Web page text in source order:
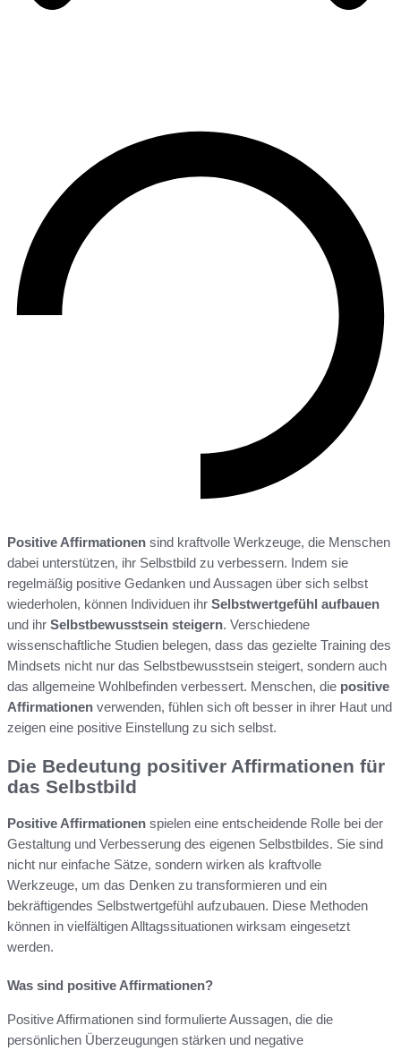
Positive Affirmationen sind kraftvolle Werkzeuge, die Menschen
dabei unterstützen, ihr Selbstbild zu verbessern. Indem sie
regelmäßig positive Gedanken und Aussagen über sich selbst
wiederholen, können Individuen ihr Selbstwertgefühl aufbauen
und ihr Selbstbewusstsein steigern. Verschiedene
wissenschaftliche Studien belegen, dass das gezielte Training des
Mindsets nicht nur das Selbstbewusstsein steigert, sondern auch
das allgemeine Wohlbefinden verbessert. Menschen, die positive
Affirmationen verwenden, fühlen sich oft besser in ihrer Haut und
zeigen eine positive Einstellung zu sich selbst.
Die Bedeutung positiver Affirmationen für
das Selbstbild
Positive Affirmationen spielen eine entscheidende Rolle bei der
Gestaltung und Verbesserung des eigenen Selbstbildes. Sie sind
nicht nur einfache Sätze, sondern wirken als kraftvolle
Werkzeuge, um das Denken zu transformieren und ein
bekräftigendes Selbstwertgefühl aufzubauen. Diese Methoden
können in vielfältigen Alltagssituationen wirksam eingesetzt
werden.
Was sind positive Affirmationen?
Positive Affirmationen sind formulierte Aussagen, die die
persönlichen Überzeugungen stärken und negative